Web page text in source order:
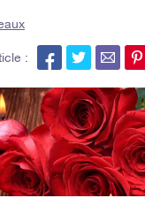
: